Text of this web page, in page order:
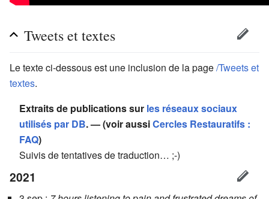
Tweets et textes
Le texte ci-dessous est une inclusion de la page/Tweets et
textes.
Extraits de publications sur les réseaux sociaux
utilisés par DB. — (voir aussiCercles Restauratifs :
FAQ)
Suivis de tentatives de traduction… ;-)
2021